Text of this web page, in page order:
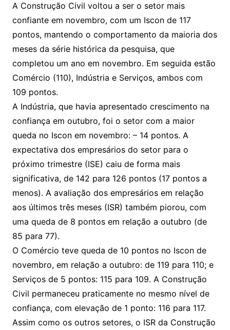
A Construção Civil voltou a ser o setor mais
confiante em novembro, com um Iscon de 117
pontos, mantendo o comportamento da maioria dos
meses da série histórica da pesquisa, que
completou um ano em novembro. Em seguida estão
Comércio (110), Indústria e Serviços, ambos com
109 pontos.
A Indústria, que havia apresentado crescimento na
confiança em outubro, foi o setor com a maior
queda no Iscon em novembro: – 14 pontos. A
expectativa dos empresários do setor para o
próximo trimestre (ISE) caiu de forma mais
significativa, de 142 para 126 pontos (17 pontos a
menos). A avaliação dos empresários em relação
aos últimos três meses (ISR) também piorou, com
uma queda de 8 pontos em relação a outubro (de
85 para 77).
O Comércio teve queda de 10 pontos no Iscon de
novembro, em relação a outubro: de 119 para 110; e
Serviços de 5 pontos: 115 para 109. A Construção
Civil permaneceu praticamente no mesmo nível de
confiança, com elevação de 1 ponto: 116 para 117.
Assim como os outros setores, o ISR da Construção